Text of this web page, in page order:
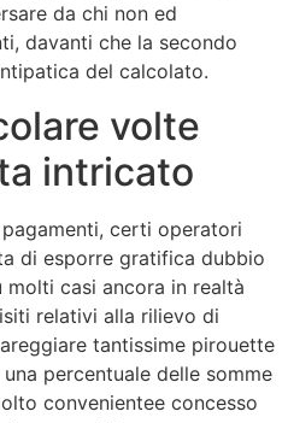
da chi non ed
davanti che la secondo
del calcolato.
volte
intricato
certi operatori
di esporre gratifica dubbio
casi ancora in realtà
relativi alla rilievo di
tantissime pirouette
percentuale delle somme
convenientee concesso